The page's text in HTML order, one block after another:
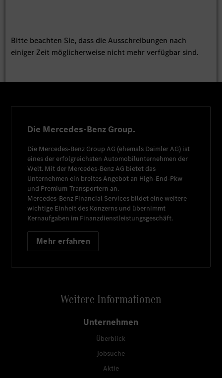
Bitte beachten Sie, dass die Ausschreibungen nach
einiger Zeit möglicherweise nicht mehr verfügbar sind.
Die Mercedes-Benz Group.
Die Mercedes-Benz Group AG (ehemals Daimler AG) ist
eines der erfolgreichsten Automobilunternehmen der
Welt. Mit der Mercedes-Benz AG bietet das
Unternehmen ein breites Angebot an High-End-Pkw
und Premium-Transportern an.
Mercedes-Benz Financial Services bildet eine weitere
wichtige Einheit des Konzerns und übernimmt
Kernaufgaben im Finanzdienstleistungsgeschäft.
Mehr erfahren
Weitere Informationen
Unternehmen
Überblick
Jobsuche
Aktie